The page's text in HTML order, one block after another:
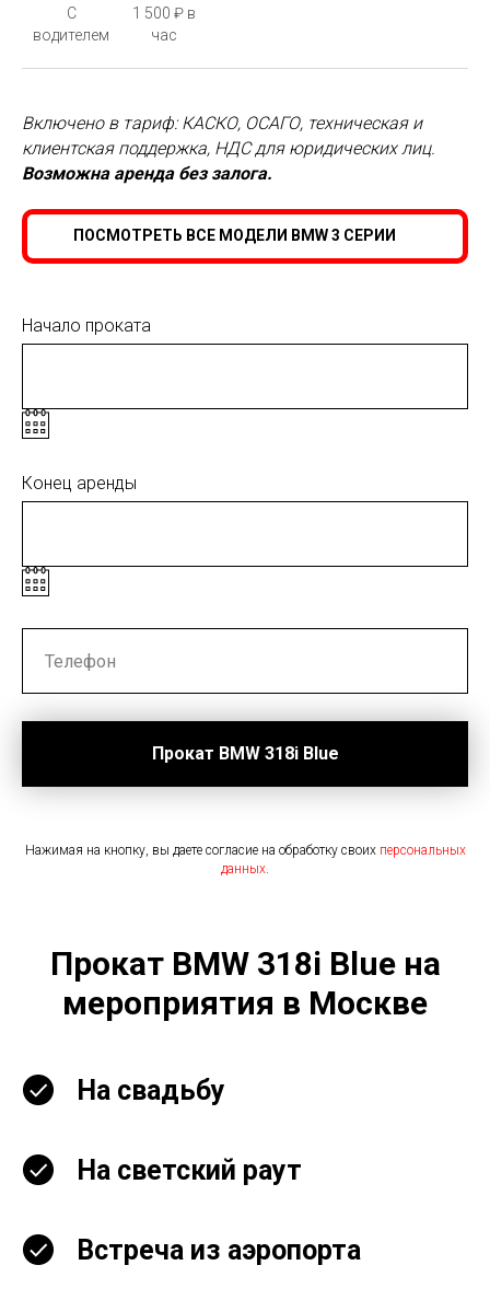
С
водителем
1 500 ₽ в
час
Включено в тариф: КАСКО, ОСАГО, техническая и
клиентская поддержка, НДС для юридических лиц.
Возможна аренда без залога.
ПОСМОТРЕТЬ ВСЕ МОДЕЛИ BMW 3 СЕРИИ
Начало проката
Конец аренды
Прокат BMW 318i Blue
Нажимая на кнопку, вы даете согласие на обработку своих персональных
данных.
Прокат BMW 318i Blue на
мероприятия в Москве
На свадьбу
На светский раут
Встреча из аэропорта